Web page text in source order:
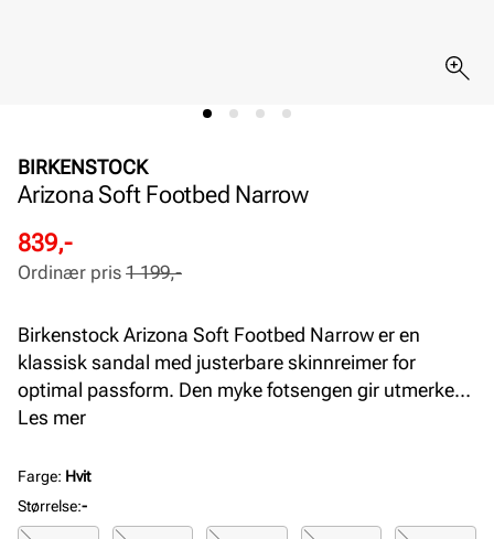
BIRKENSTOCK
Arizona Soft Footbed Narrow
Rabattert
pris
839,-
Ordinær
pris
Ordinær pris 1 199,-
Birkenstock Arizona Soft Footbed Narrow er en
klassisk sandal med justerbare skinnreimer for
optimal passform. Den myke fotsengen gir utmerket
komfort og støtte gjennom hele dagen, mens EVA-
ønsker en tidløs og behagelig sandal til sommerbruk.
Les mer
Farge: Hvit
Størrelse:-